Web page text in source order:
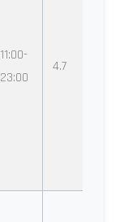
11:00-
23:00
4.7